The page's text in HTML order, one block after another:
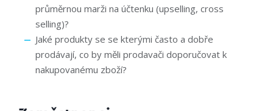
průměrnou marži na účtenku (upselling, cross
selling)?
Jaké produkty se se kterými často a dobře
prodávají, co by měli prodavači doporučovat k
nakupovanému zboží?